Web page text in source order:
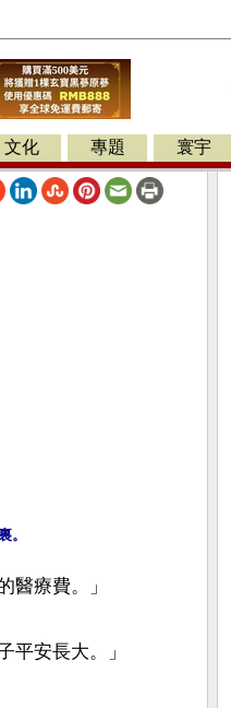
文化 專題 寰宇
醫療費。」
安長大。」